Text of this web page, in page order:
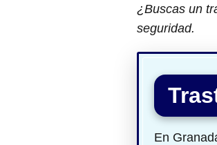
¿Buscas un
seguridad.
En